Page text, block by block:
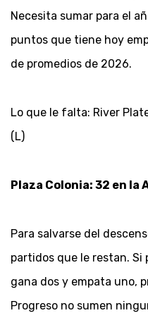
Necesita sumar para el
puntos que tiene hoy
de promedios de 2026.
Lo que le falta: River
(L)
Plaza Colonia: 32 en la
Para salvarse del
partidos que le restan. Si
gana dos y empata uno,
Progreso no sumen